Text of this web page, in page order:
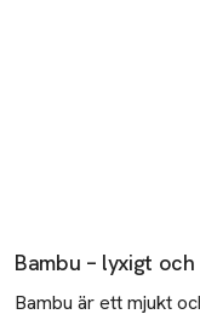
Bambu – lyxigt
Bambu är ett mjukt